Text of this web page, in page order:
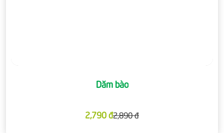
Dăm bào
2,790 đ2,890 đ